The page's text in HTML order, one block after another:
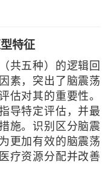
特征
共五种）的逻辑回
素，突出了脑震荡
估对其的重要性。
导特定评估，并最
施。识别区分脑震
更加有效的脑震荡
疗资源分配并改善